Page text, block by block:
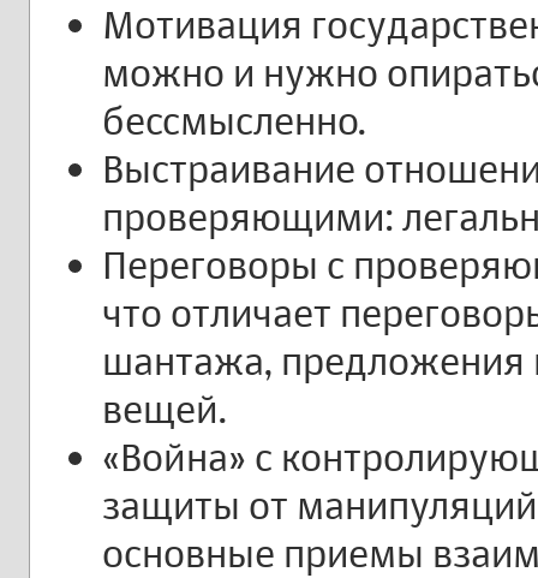
Мотивация
можно и нужно
бессмысленно.
Выстраивание
проверяющими:
Переговоры с
что отличает
шантажа, предложения
вещей.
«Война» с
защиты от
основные приемы